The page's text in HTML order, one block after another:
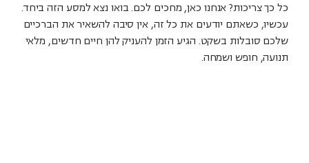
כל כך צריכות? אנחנו כאן, מחכים לכם. בואו נצא למסע הזה ביחד.
עכשיו, כשאתם יודעים את כל זה, אין סיבה להשאיר את הברכיים
שלכם סובלות בשקט. הגיע הזמן להעניק להן חיים חדשים, מלאי
תנועה, חופש ושמחה.